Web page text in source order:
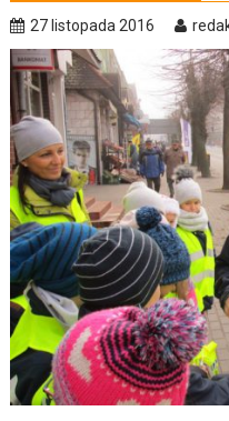
27 listopada 2016